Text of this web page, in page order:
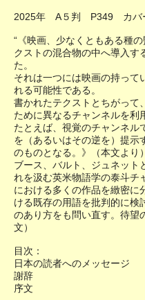
2025年 A５判 P349 カバ
“《映画、少なくともある種
クストの混合物の中へ導入す
た。
それは一つには映画の持って
れる可能性である。
書かれたテクストとちがって
ために異なるチャンネルを利
たとえば、視覚のチャンネル
を（あるいはその逆を）提示
のものとなる。》（本文より）
ブース、バルト、ジュネット
れを汲む英米物語学の泰斗チ
における多くの作品を緻密に
ける既存の用語を批判的に検
のあり方をも問い直す。待望
文）
目次：
日本の読者へのメッセージ
謝辞
序文